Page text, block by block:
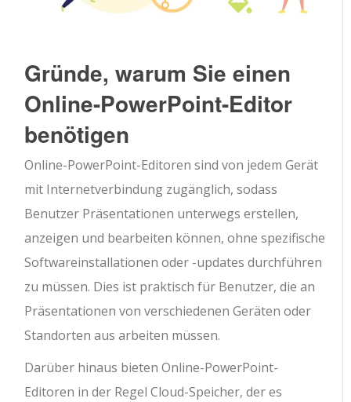
Gründe, warum Sie einen
Online-PowerPoint-Editor
benötigen
Online-PowerPoint-Editoren sind von jedem Gerät
mit Internetverbindung zugänglich, sodass
Benutzer Präsentationen unterwegs erstellen,
anzeigen und bearbeiten können, ohne spezifische
Softwareinstallationen oder -updates durchführen
zu müssen. Dies ist praktisch für Benutzer, die an
Präsentationen von verschiedenen Geräten oder
Standorten aus arbeiten müssen.
Darüber hinaus bieten Online-PowerPoint-
Editoren in der Regel Cloud-Speicher, der es